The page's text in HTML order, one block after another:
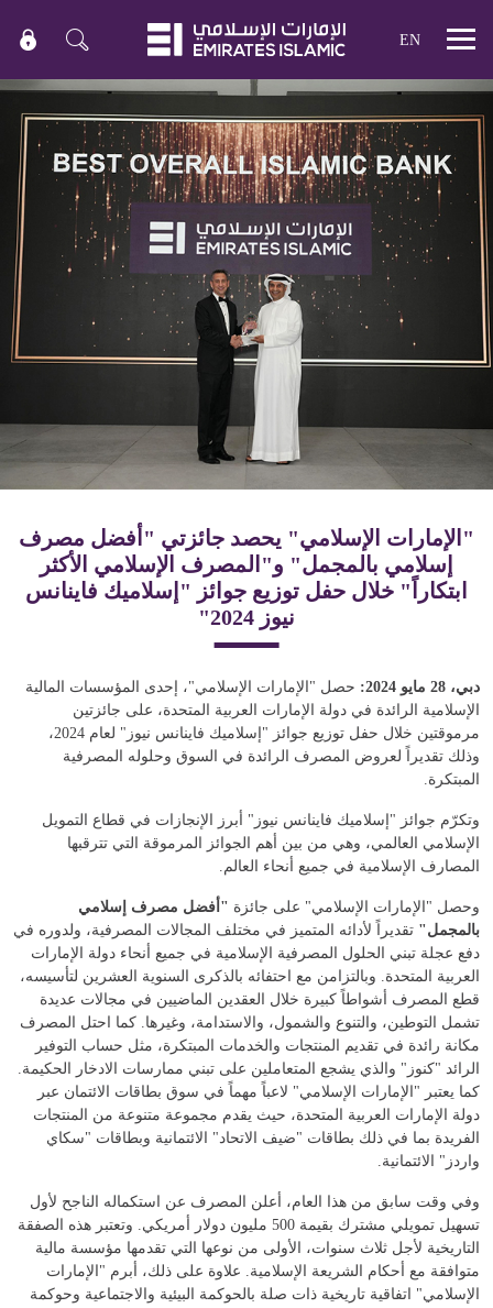
Mobile
EN
"الإمارات الإسلامي" يحصد جائزتي "أفضل مصرف
إسلامي بالمجمل" و"المصرف الإسلامي الأكثر
ابتكاراً" خلال حفل توزيع جوائز "إسلاميك فاينانس
نيوز 2024"
دبي، 28 مايو 2024:
حصل "الإمارات الإسلامي"، إحدى المؤسسات المالية
الإسلامية الرائدة في دولة الإمارات العربية المتحدة، على جائزتين
مرموقتين خلال حفل توزيع جوائز "إسلاميك فاينانس نيوز" لعام 2024،
وذلك تقديراً لعروض المصرف الرائدة في السوق وحلوله المصرفية
المبتكرة.
وتكرّم جوائز "إسلاميك فاينانس نيوز" أبرز الإنجازات في قطاع التمويل
الإسلامي العالمي، وهي من بين أهم الجوائز المرموقة التي تترقبها
المصارف الإسلامية في جميع أنحاء العالم.
وحصل "الإمارات الإسلامي" على جائزة "أفضل مصرف إسلامي
بالمجمل" تقديراً لأدائه المتميز في مختلف المجالات المصرفية، ولدوره في
دفع عجلة تبني الحلول المصرفية الإسلامية في جميع أنحاء دولة الإمارات
العربية المتحدة. وبالتزامن مع احتفائه بالذكرى السنوية العشرين لتأسيسه،
قطع المصرف أشواطاً كبيرة خلال العقدين الماضيين في مجالات عديدة
تشمل التوطين، والتنوع والشمول، والاستدامة، وغيرها. كما احتل المصرف
مكانة رائدة في تقديم المنتجات والخدمات المبتكرة، مثل حساب التوفير
الرائد "كنوز" والذي يشجع المتعاملين على تبني ممارسات الادخار الحكيمة.
كما يعتبر "الإمارات الإسلامي" لاعباً مهماً في سوق بطاقات الائتمان عبر
دولة الإمارات العربية المتحدة، حيث يقدم مجموعة متنوعة من المنتجات
الفريدة بما في ذلك بطاقات "ضيف الاتحاد" الائتمانية وبطاقات "سكاي
واردز" الائتمانية.
وفي وقت سابق من هذا العام، أعلن المصرف عن استكماله الناجح لأول
تسهيل تمويلي مشترك بقيمة 500 مليون دولار أمريكي. وتعتبر هذه الصفقة
التاريخية لأجل ثلاث سنوات، الأولى من نوعها التي تقدمها مؤسسة مالية
متوافقة مع أحكام الشريعة الإسلامية. علاوة على ذلك، أبرم "الإمارات
الإسلامي" اتفاقية تاريخية ذات صلة بالحوكمة البيئية والاجتماعية وحوكمة